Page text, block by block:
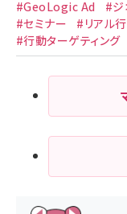
#GeoLogic Ad #ジ
#セミナー
#リアル
#行動ターゲティング